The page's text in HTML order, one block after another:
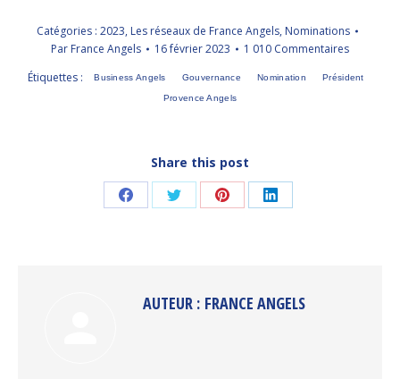
Catégories : 2023, Les réseaux de France Angels, Nominations
Par France Angels 16 février 2023
1 010 Commentaires
Étiquettes :
Business Angels Gouvernance Nomination Président
Provence Angels
Share this post
PartagerPartagerPartagerPartager
AUTEUR : FRANCE ANGELS